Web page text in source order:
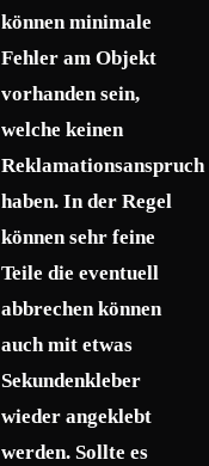
können minimale
Fehler am Objekt
vorhanden sein,
welche keinen
Reklamationsanspruch
haben. In der Regel
können sehr feine
Teile die eventuell
abbrechen können
auch mit etwas
Sekundenkleber
wieder angeklebt
werden. Sollte es